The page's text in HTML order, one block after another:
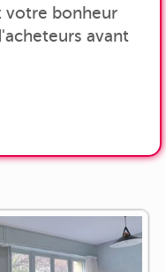
votre bonheur
avant